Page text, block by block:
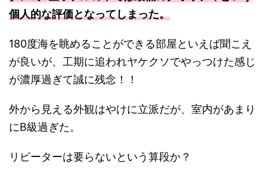
個人的な評価となってしまった。
180度海を眺めることができる部屋といえば聞こえ
が良いが、工期に追われヤケクソでやっつけた感じ
が濃厚過ぎて誠に残念！！
外から見える外観はやけに立派だが、室内があまり
にB級過ぎた。
リピーターは要らないという算段か？